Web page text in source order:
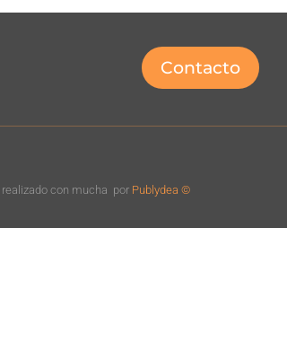
Contacto
con mucha por Publydea ©